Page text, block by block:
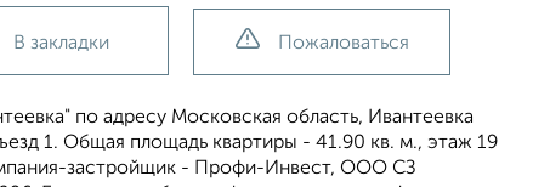
В закладки Пожаловаться
по адресу Московская область, Ивантеевка
1. Общая площадь квартиры - 41.90 кв. м., этаж 19
застройщик - Профи-Инвест, ООО СЗ